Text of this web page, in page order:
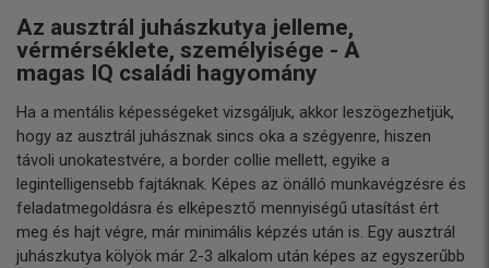
Az ausztrál juhászkutya jelleme,
vérmérséklete, személyisége - A
magas IQ családi hagyomány
Ha a mentális képességeket vizsgáljuk, akkor leszögezhetjük,
hogy az ausztrál juhásznak sincs oka a szégyenre, hiszen
távoli unokatestvére, a border collie mellett, egyike a
legintelligensebb fajtáknak. Képes az önálló munkavégzésre és
feladatmegoldásra és elképesztő mennyiségű utasítást ért
meg és hajt végre, már minimális képzés után is. Egy ausztrál
juhászkutya kölyök már 2-3 alkalom után képes az egyszerűbb